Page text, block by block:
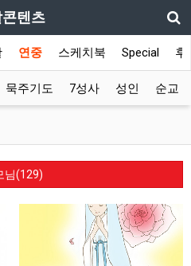
텐츠
연중 스케치북 Special 후
묵주기도 7성사 성인 순교
님(129)